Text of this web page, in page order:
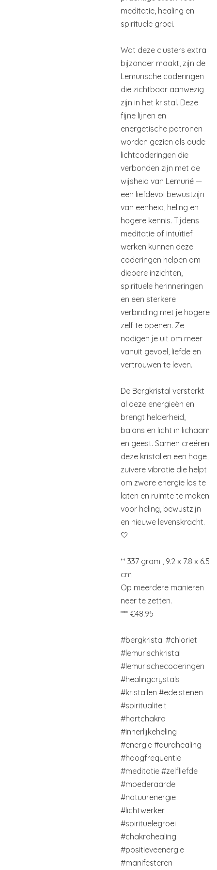
meditatie, healing en
spirituele groei.
Wat deze clusters extra
bijzonder maakt, zijn de
Lemurische coderingen
die zichtbaar aanwezig
zijn in het kristal. Deze
fijne lijnen en
energetische patronen
worden gezien als oude
lichtcoderingen die
verbonden zijn met de
wijsheid van Lemurië —
een liefdevol bewustzijn
van eenheid, heling en
hogere kennis. Tijdens
meditatie of intuïtief
werken kunnen deze
coderingen helpen om
diepere inzichten,
spirituele herinneringen
en een sterkere
verbinding met je hogere
zelf te openen. Ze
nodigen je uit om meer
vanuit gevoel, liefde en
vertrouwen te leven.
De Bergkristal versterkt
al deze energieën en
brengt helderheid,
balans en licht in lichaam
en geest. Samen creëren
deze kristallen een hoge,
zuivere vibratie die helpt
om zware energie los te
laten en ruimte te maken
voor heling, bewustzijn
en nieuwe levenskracht.
🤍
** 337 gram , 9.2 x 7.8 x 6.5
cm
Op meerdere manieren
neer te zetten.
*** €48.95
#bergkristal #chloriet
#lemurischkristal
#lemurischecoderingen
#healingcrystals
#kristallen #edelstenen
#spiritualiteit
#hartchakra
#innerlijkeheling
#energie #aurahealing
#hoogfrequentie
#meditatie #zelfliefde
#moederaarde
#natuurenergie
#lichtwerker
#spirituelegroei
#chakrahealing
#positieveenergie
#manifesteren